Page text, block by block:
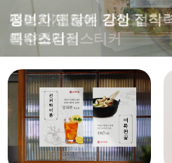
떨어지지 않는 강한 접착
특수초강접스티커